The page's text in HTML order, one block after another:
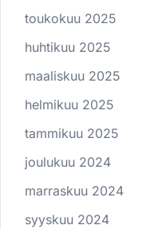
toukokuu 2025
huhtikuu 2025
maaliskuu 2025
helmikuu 2025
tammikuu 2025
joulukuu 2024
marraskuu 2024
syyskuu 2024